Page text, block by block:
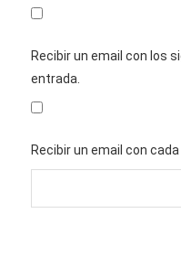
Recibir un email con los
entrada.
Recibir un email con